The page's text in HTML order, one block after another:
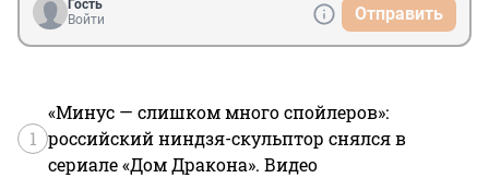
Гость
Войти
Отправить
1
«Минус — слишком много спойлеров»:
российский ниндзя-скульптор снялся в
сериале «Дом Дракона». Видео